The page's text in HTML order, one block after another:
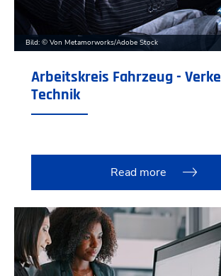
Bild: © Von Metamorworks/Adobe Stock
Arbeitskreis Fahrzeug -
Technik
Read more